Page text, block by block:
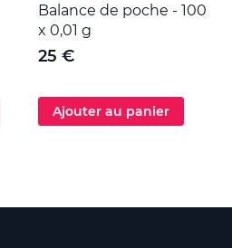
Balance de poche - 100
x 0,01 g
25 €
Ajouter au panier